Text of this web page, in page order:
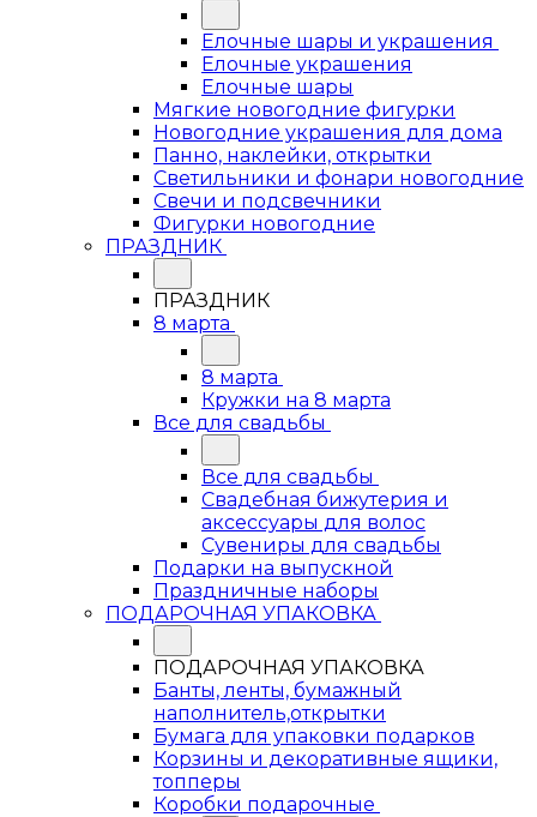
Елочные шары и украшения
Елочные украшения
Елочные шары
Мягкие новогодние фигурки
Новогодние украшения для дома
Панно, наклейки, открытки
Светильники и фонари новогодние
Свечи и подсвечники
Фигурки новогодние
ПРАЗДНИК
ПРАЗДНИК
8 марта
8 марта
Кружки на 8 марта
Все для свадьбы
Все для свадьбы
Свадебная бижутерия и
аксессуары для волос
Сувениры для свадьбы
Подарки на выпускной
Праздничные наборы
ПОДАРОЧНАЯ УПАКОВКА
ПОДАРОЧНАЯ УПАКОВКА
Банты, ленты, бумажный
наполнитель,открытки
Бумага для упаковки подарков
Корзины и декоративные ящики,
топперы
Коробки подарочные